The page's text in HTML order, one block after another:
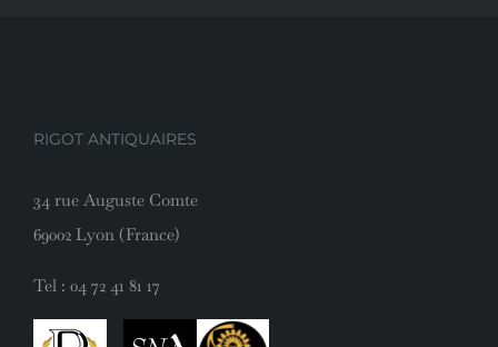
RIGOT ANTIQUAIRES
34 rue Auguste Comte
69002 Lyon (France)
Tel : 04 72 41 81 17